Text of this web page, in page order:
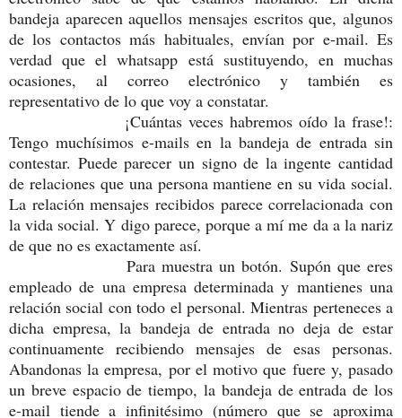
bandeja aparecen aquellos mensajes escritos que, algunos
de los contactos más habituales, envían por e-mail. Es
verdad que el whatsapp está sustituyendo, en muchas
ocasiones, al correo electrónico y también es
representativo de lo que voy a constatar.
¡Cuántas veces habremos oído la frase!:
Tengo muchísimos e-mails en la bandeja de entrada sin
contestar. Puede parecer un signo de la ingente cantidad
de relaciones que una persona mantiene en su vida social.
La relación mensajes recibidos parece correlacionada con
la vida social. Y digo parece, porque a mí me da a la nariz
de que no es exactamente así.
Para muestra un botón. Supón que eres
empleado de una empresa determinada y mantienes una
relación social con todo el personal. Mientras perteneces a
dicha empresa, la bandeja de entrada no deja de estar
continuamente recibiendo mensajes de esas personas.
Abandonas la empresa, por el motivo que fuere y, pasado
un breve espacio de tiempo, la bandeja de entrada de los
e-mail tiende a infinitésimo (número que se aproxima